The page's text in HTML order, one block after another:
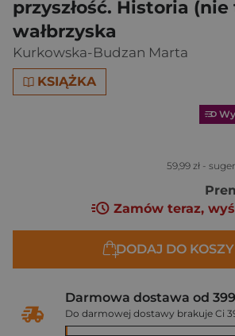
przyszłość. Historia
wałbrzyska
Kurkowska-Budzan Marta
KSIĄŻKA
59,99 zł -
Zamów teraz,
DODAJ DO
Darmowa dostawa od 399
Do darmowej dostawy brakuje Ci